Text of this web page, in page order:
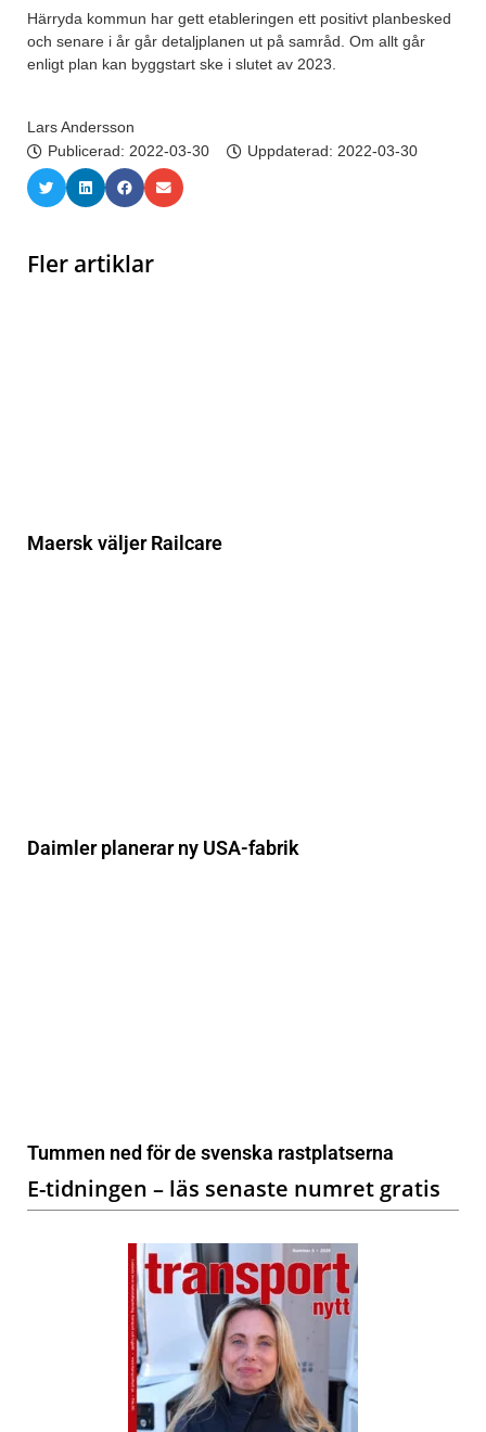
Härryda kommun har gett etableringen ett positivt planbesked
och senare i år går detaljplanen ut på samråd. Om allt går
enligt plan kan byggstart ske i slutet av 2023.
Lars Andersson
Publicerad: 2022-03-30 Uppdaterad: 2022-03-30
Fler artiklar
Maersk väljer Railcare
Daimler planerar ny USA-fabrik
Tummen ned för de svenska rastplatserna
E-tidningen – läs senaste numret gratis